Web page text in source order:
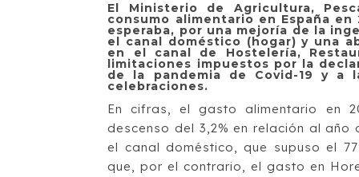
El Ministerio de Agricultura,
consumo alimentario en España
esperaba, por una mejoría de la
el canal doméstico (hogar) y una
en el canal de Hostelería,
limitaciones impuestos por la
de la pandemia de Covid-19 y
celebraciones.
En cifras, el gasto alimentario en
descenso del 3,2% en relación al
el canal doméstico, que supuso el
que, por el contrario, el gasto en